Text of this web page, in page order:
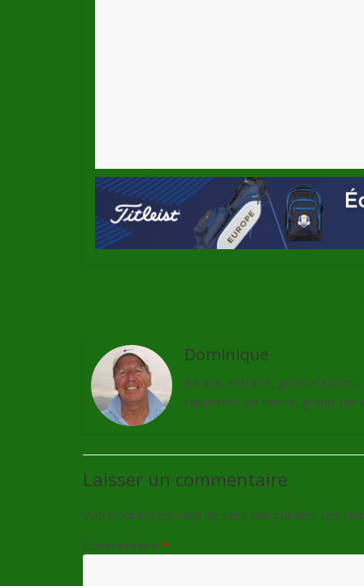
Dominique
64 ans, retraité, golfeur
raquettes de tennis, grand-
Laisser un commentaire
Votre adresse e-mail ne sera pas publiée. Les
Commentaire *